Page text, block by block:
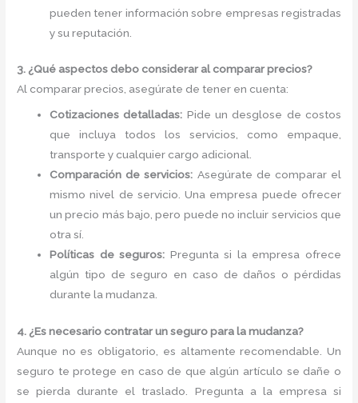
pueden tener información sobre empresas registradas
y su reputación.
3. ¿Qué aspectos debo considerar al comparar precios?
Al comparar precios, asegúrate de tener en cuenta:
Cotizaciones detalladas: Pide un desglose de costos
que incluya todos los servicios, como empaque,
transporte y cualquier cargo adicional.
Comparación de servicios: Asegúrate de comparar el
mismo nivel de servicio. Una empresa puede ofrecer
un precio más bajo, pero puede no incluir servicios que
otra sí.
Políticas de seguros: Pregunta si la empresa ofrece
algún tipo de seguro en caso de daños o pérdidas
durante la mudanza.
4. ¿Es necesario contratar un seguro para la mudanza?
Aunque no es obligatorio, es altamente recomendable. Un
seguro te protege en caso de que algún artículo se dañe o
se pierda durante el traslado. Pregunta a la empresa si